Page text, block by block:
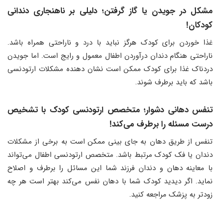
مشکل در جویدن یا گاز گرفتن؛ دلیلی بر ناهنجاری دندانی
کودکان!
غذا خوردن برای کودک هرگز نباید با درد و ناراحتی همراه باشد.
ناراحتی هنگام دندان درآوردن اطفال معمول و رایج است. اما جویدن
دردناک غذا برای کودک ممکن است نشان دهنده مشکلات ارتودنسی
باشد که باید برطرف شوند.
تنفس دهانی دشوار؛ متخصص ارتودنسی کودک با تشخیص
درست مسئله را برطرف می‌کند!
تنفس از طریق دهان به جای بینی ممکن است به برخی از مشکلات
دندان یا فک کودک مرتبط باشد. متخصص ارتودنسی اطفال می‌تواند
با معاینه دهان و دندان فرزند شما این مسائل را برطرف و اصلاح
نماید. اگر دیدید کودک شما با دهان نفس می‌کند بهتر است هر چه
زودتر به پزشک مراجعه کنید.